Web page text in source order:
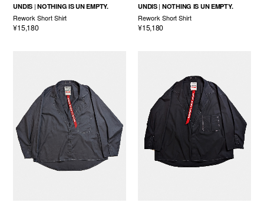
UNDIS NOTHING IS UN EMPTY.
Rework Short Shirt
¥15,180
UNDIS NOTHING IS UN EMPTY.
Rework Short Shirt
¥15,180